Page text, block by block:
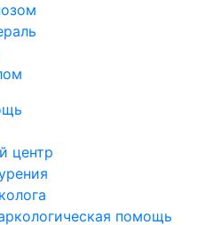
центр
помощь